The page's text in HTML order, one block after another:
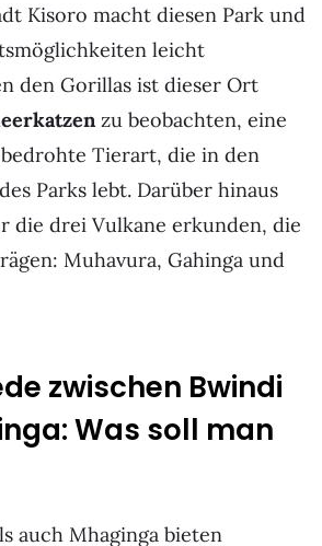
Kisoro macht diesen Park und
leicht
den Gorillas ist dieser Ort
zu beobachten, eine
Tierart, die in den
Parks lebt. Darüber hinaus
die drei Vulkane erkunden, die
Muhavura, Gahinga und
zwischen Bwindi
Was soll man
auch Mhaginga bieten